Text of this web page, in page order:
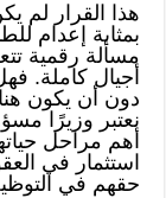
هذا القرار لم
بمثابة إعدام
مسألة رقمية
أجيال كاملة.
دون أن يكون
نعتبر وزيرًا
أهم مراحل
استثمار في
حقهم في